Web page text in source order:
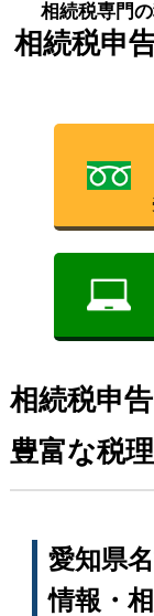
相続税専門
相続税申
相続税申
豊富な税
愛知県
情報・